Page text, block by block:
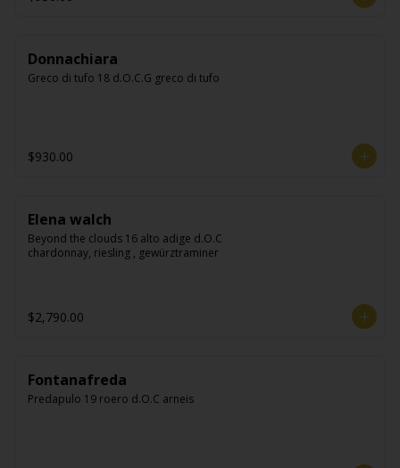
Donnachiara
Greco di tufo 18 d.O.C.G greco di tufo
$930.00
Elena walch
Beyond the clouds 16 alto adige d.O.C
chardonnay, riesling , gewürztraminer
$2,790.00
Fontanafreda
Predapulo 19 roero d.O.C arneis